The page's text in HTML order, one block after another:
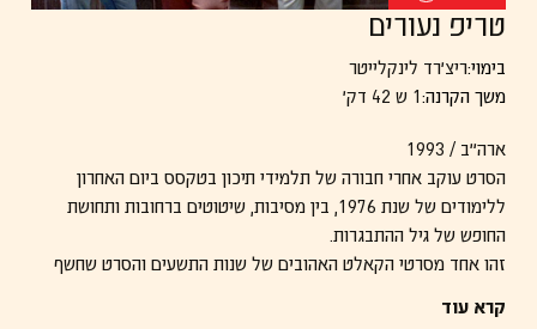
טריפ נעורים
בימוי:ריצ׳רד לינקלייטר
משך הקרנה:1 ש 42 דק׳
ארה״ב / 1993
הסרט עוקב אחרי חבורה של תלמידי תיכון בטקסס ביום האחרון
ללימודים של שנת 1976, בין מסיבות, שיטוטים ברחובות ותחושת
החופש של גיל ההתבגרות.
זהו אחד מסרטי הקאלט האהובים של שנות התשעים והסרט שחשף
קרא עוד